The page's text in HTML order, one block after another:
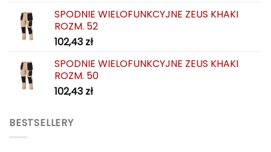
SPODNIE WIELOFUNKCYJNE ZEUS KHAKI
ROZM. 52
102,43 zł
SPODNIE WIELOFUNKCYJNE ZEUS KHAKI
ROZM. 50
102,43 zł
BESTSELLERY